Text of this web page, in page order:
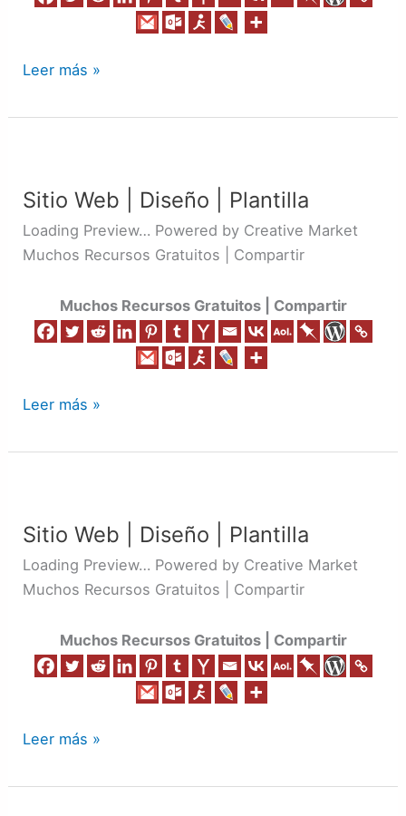
Leer más »
Sitio Web | Diseño | Plantilla
Loading Preview… Powered by Creative Market
Muchos Recursos Gratuitos | Compartir
Muchos Recursos Gratuitos | Compartir
|
Diseño
|
Leer más »
Sitio Web | Diseño | Plantilla
Loading Preview… Powered by Creative Market
Muchos Recursos Gratuitos | Compartir
Muchos Recursos Gratuitos | Compartir
|
Diseño
|
Leer más »